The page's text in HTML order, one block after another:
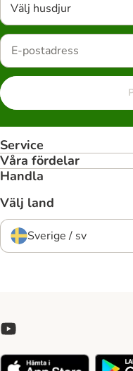
Välj husdjur
Service
Våra fördelar
Handla
Välj land
Sverige / sv